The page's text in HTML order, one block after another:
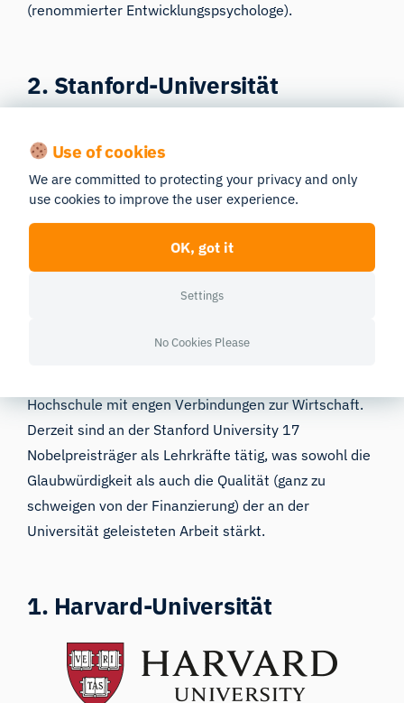
(renommierter Entwicklungspsychologe).
2. Stanford-Universität
Hochschule mit engen Verbindungen zur Wirtschaft.
Derzeit sind an der Stanford University 17
Nobelpreisträger als Lehrkräfte tätig, was sowohl die
Glaubwürdigkeit als auch die Qualität (ganz zu
schweigen von der Finanzierung) der an der
Universität geleisteten Arbeit stärkt.
1. Harvard-Universität
Use of cookies
We are committed to protecting your privacy and only
use cookies to improve the user experience.
OK, got it
Settings
No Cookies Please